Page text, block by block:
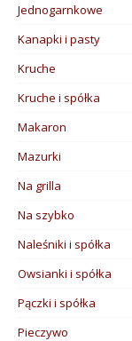
Jednogarnkowe
Kanapki i pasty
Kruche
Kruche i spółka
Makaron
Mazurki
Na grilla
Na szybko
Naleśniki i spółka
Owsianki i spółka
Pączki i spółka
Pieczywo